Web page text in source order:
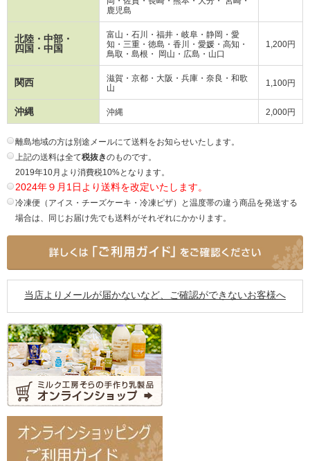
鹿児島
北陸・中部・
四国・中国
富山・石川・福井・岐阜・静岡・愛
知・三重・徳島・香川・愛媛・高知・
鳥取・島根・ 岡山・広島・山口
1,200円
関西
滋賀・京都・大阪・兵庫・奈良・和歌
山
1,100円
沖縄 沖縄 2,000円
離島地域の方は別途メールにて送料をお知らせいたします。
上記の送料は全て税抜きのものです。
2019年10月より消費税10%となります。
2024年９月1日より送料を改定いたします。
冷凍便（アイス・チーズケーキ・冷凍ピザ）と温度帯の違う商品を発送する
場合は、同じお届け先でも送料がそれぞれにかかります。
当店よりメールが届かないなど、ご確認ができないお客様へ